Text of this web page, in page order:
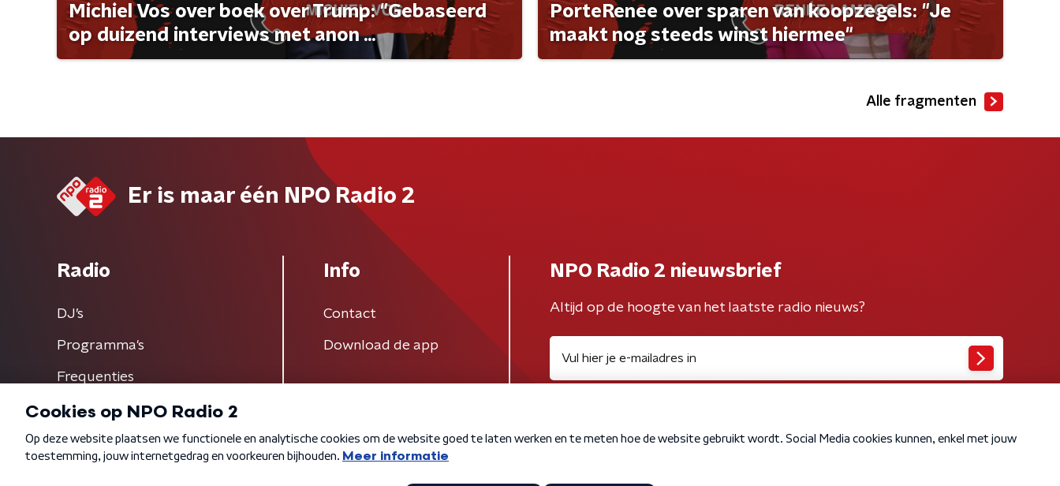
Michiel Vos over boek over Trump: "Gebaseerd
op duizend interviews met anon ...
PorteRenee over sparen van koopzegels: "Je
maakt nog steeds winst hiermee"
Alle fragmenten
Er is maar één NPO Radio 2
Radio
DJ’s
Programma's
Frequenties
Info
Contact
Download de app
NPO Radio 2 nieuwsbrief
Altijd op de hoogte van het laatste radio nieuws?
Algemene voorwaarden Privacybeleid